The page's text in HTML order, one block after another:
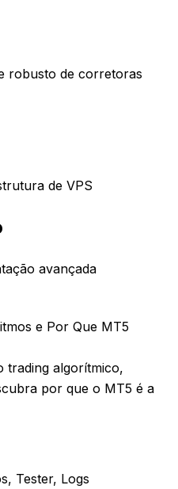
robusto de corretoras
de VPS
avançada
e Por Que MT5
trading algorítmico,
por que o MT5 é a
Tester, Logs